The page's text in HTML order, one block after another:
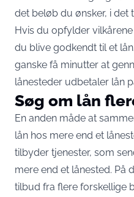
det beløb du ønsker, i det
Hvis du opfylder
du blive godkendt til et
ganske få minutter at
lånesteder udbetaler lån
Søg om lån
En anden måde at
lån hos mere end et
tilbyder tjenester, som
mere end et lånested. På
tilbud fra flere forskellige